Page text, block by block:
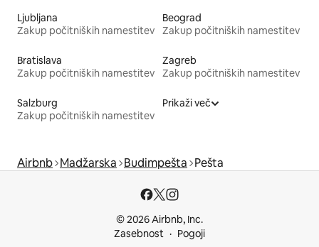
Ljubljana
Zakup počitniških namestitev
Beograd
Zakup počitniških namestitev
Bratislava
Zakup počitniških namestitev
Zagreb
Zakup počitniških namestitev
Salzburg
Zakup počitniških namestitev
Prikaži več
Airbnb Madžarska Budimpešta Pešta
© 2026 Airbnb, Inc.
Zasebnost
Pogoji